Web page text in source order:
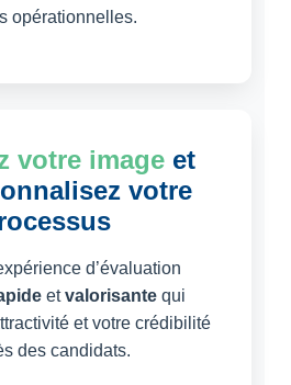
opérationnelles.
votre imageet
votre
d’évaluation
etvalorisantequi
et votre crédibilité
des candidats.